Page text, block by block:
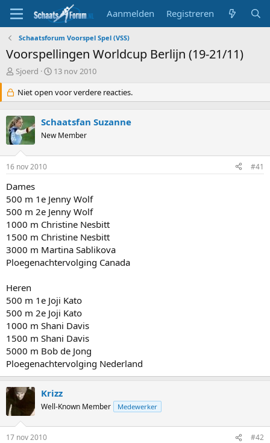
Aanmelden Registreren
Schaatsforum Voorspel Spel (VSS)
Voorspellingen Worldcup Berlijn (19-21/11)
T
p
i
c
s
t
a
r
t
r
Sjoerd
S
a
r
d
a
u
13 nov 2010
Niet open voor verdere reacties.
Schaatsfan Suzanne
New Member
16 nov 2010 #41
Dames
500 m 1e Jenny Wolf
500 m 2e Jenny Wolf
1000 m Christine Nesbitt
1500 m Christine Nesbitt
3000 m Martina Sablikova
Ploegenachtervolging Canada
Heren
500 m 1e Joji Kato
500 m 2e Joji Kato
1000 m Shani Davis
1500 m Shani Davis
5000 m Bob de Jong
Ploegenachtervolging Nederland
Krizz
Well-Known Member Medewerker
17 nov 2010 #42